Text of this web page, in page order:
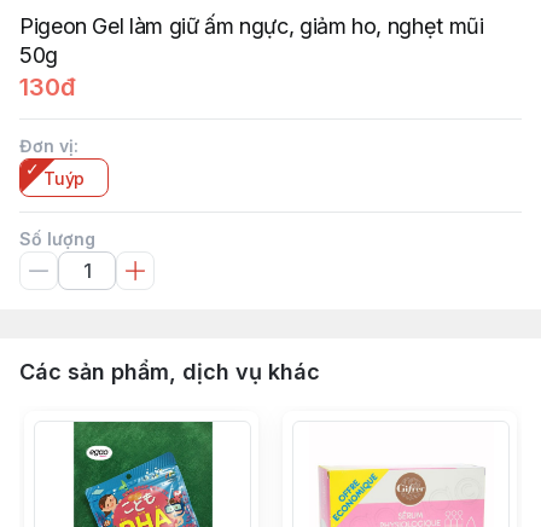
Pigeon Gel làm giữ ấm ngực, giảm ho, nghẹt mũi
50g
130đ
Đơn vị:
Tuýp
Số lượng
Các sản phẩm, dịch vụ khác